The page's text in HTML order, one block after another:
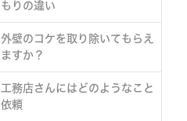
もりの違い
外壁のコケを取り除いてもらえ
ますか？
工務店さんにはどのようなこと
依頼